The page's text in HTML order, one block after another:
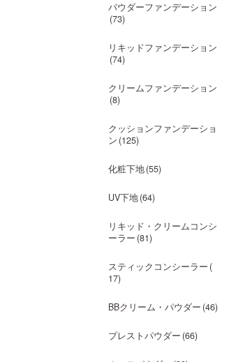
パウダーファンデーション
73
リキッドファンデーション
74
クリームファンデーション
8
クッションファンデーショ
ン 125
化粧下地 55
UV下地 64
リキッド・クリームコンシ
ーラー 81
スティックコンシーラー
17
BBクリーム・パウダー 46
プレストパウダー 66